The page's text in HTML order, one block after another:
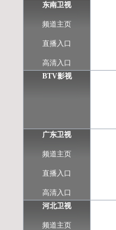
东南卫视
频道主页
直播入口
高清入口
BTV影视
广东卫视
频道主页
直播入口
高清入口
河北卫视
频道主页